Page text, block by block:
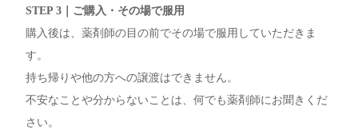
STEP 3｜ご購入・その場で服用
購入後は、薬剤師の目の前でその場で服用していただきま
す。
持ち帰りや他の方への譲渡はできません。
不安なことや分からないことは、何でも薬剤師にお聞きくだ
さい。